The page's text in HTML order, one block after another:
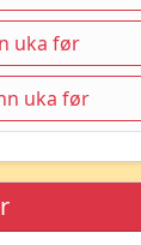
uka før
uka før